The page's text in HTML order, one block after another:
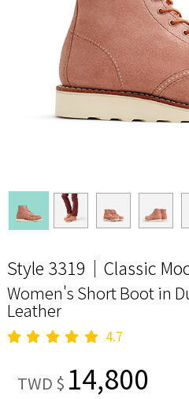
Style 3319｜Classic
Women's Short Boot in
Leather
4.7
TWD $ 14,800